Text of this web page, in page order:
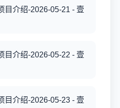
目介绍-2026-05-21 - 壹
目介绍-2026-05-22 - 壹
目介绍-2026-05-23 - 壹